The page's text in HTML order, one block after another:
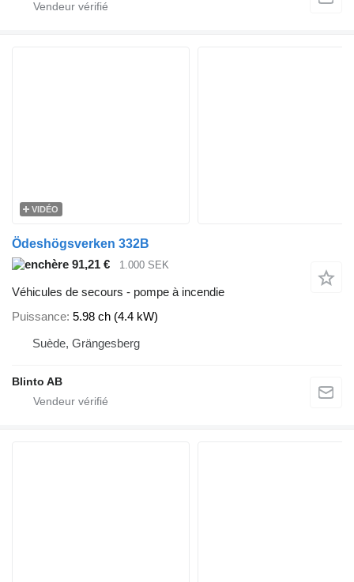
VIDÉO
Ödeshögsverken 332B
91,21 €
1.000 SEK
Véhicules de secours - pompe à incendie
Puissance 5.98 ch (4.4 kW)
Suède, Grängesberg
Blinto AB